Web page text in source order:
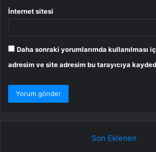
İnternet sitesi
Daha sonraki yorumlarımda kullanılması
adresim ve site adresim bu tarayıcıya
Son Eklenen